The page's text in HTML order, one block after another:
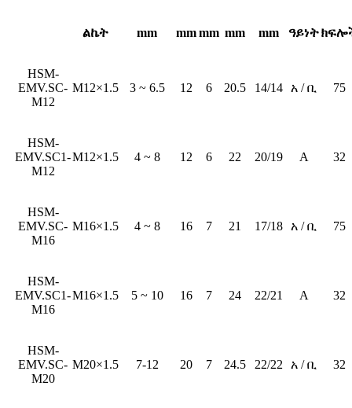
ልኬት mm mmmm mm mm ዓይነት
HSM-
EMV.SC-
M12
M12×1.5 3 ~ 6.5 12 6 20.5 14/14 አ / ቢ 75
HSM-
EMV.SC1-
M12
M12×1.5 4 ~ 8 12 6 22 20/19 A 32
HSM-
EMV.SC-
M16
M16×1.5 4 ~ 8 16 7 21 17/18 አ / ቢ 75
HSM-
EMV.SC1-
M16
M16×1.5 5 ~ 10 16 7 24 22/21 A 32
HSM-
EMV.SC-
M20
M20×1.5 7-12 20 7 24.5 22/22 አ / ቢ 32